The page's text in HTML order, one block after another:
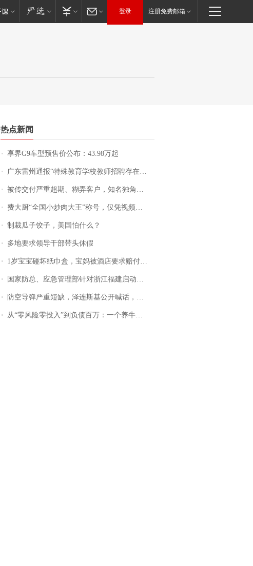
登录 注册免费邮箱
热点新闻
享界G9车型预售价公布：43.98万起
广东雷州通报“特殊教育学校教师招聘存在违规行为”：已启动问责程序 副校长被停职
被传交付严重超期、糊弄客户，知名独角兽车企创始人回应：都没证据，将依法采取措施，“本人长期与美国交管局保持沟通，对方表示肯定”
费大厨“全国小炒肉大王”称号，仅凭视频评出？中国烹饪协会回应
制裁瓜子饺子，美国怕什么？
多地要求领导干部带头休假
1岁宝宝碰坏纸巾盒，宝妈被酒店要求赔付924元！三亚一酒店回复：骨瓷定制！网友一查价格，吵翻了
国家防总、应急管理部针对浙江福建启动防汛防台风四级应急响应
防空导弹严重短缺，泽连斯基公开喊话，乌克兰失去导弹拦截能力？
从“零风险零投入”到负债百万：一个养牛项目崩盘后，谁该为农户的贷款买单丨红星调查